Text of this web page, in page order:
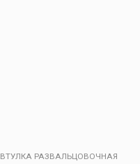
ВТУЛКА РАЗВАЛЬЦОВОЧНАЯ